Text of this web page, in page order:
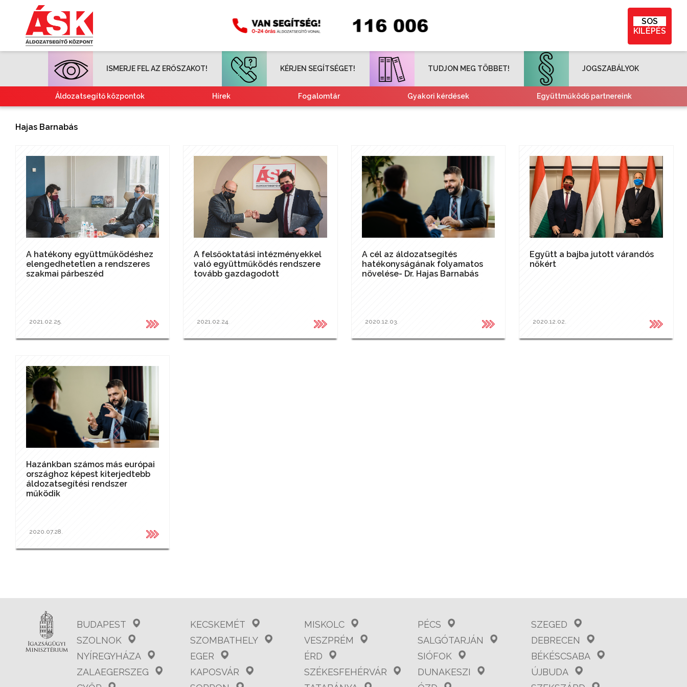
SOS
KILÉPÉS
ISMERJE FEL AZ ERŐSZAKOT! KÉRJEN SEGÍTSÉGET! TUDJON MEG TÖBBET! JOGSZABÁLYOK
Áldozatsegítő központok Hírek Fogalomtár Gyakori kérdések Együttműködő partnereink
Hajas Barnabás
A hatékony együttműködéshez
elengedhetetlen a rendszeres
szakmai párbeszéd
2021.02.25.
A felsőoktatási intézményekkel
való együttműködés rendszere
tovább gazdagodott
2021.02.24.
A cél az áldozatsegítés
hatékonyságának folyamatos
növelése- Dr. Hajas Barnabás
2020.12.03.
Együtt a bajba jutott várandós
nőkért
2020.12.02.
Hazánkban számos más európai
országhoz képest kiterjedtebb
áldozatsegítési rendszer
működik
2020.07.28.
BUDAPEST KECSKEMÉT MISKOLC PÉCS
SZEGED
SZOLNOK
SZOMBATHELY VESZPRÉM SALGÓTARJÁN
DEBRECEN
NYÍREGYHÁZA
EGER ÉRD SIÓFOK
BÉKÉSCSABA
ZALAEGERSZEG
KAPOSVÁR SZÉKESFEHÉRVÁR DUNAKESZI
ÚJBUDA